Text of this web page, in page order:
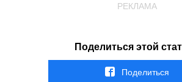
РЕКЛАМА
Поделиться этой
Поделиться